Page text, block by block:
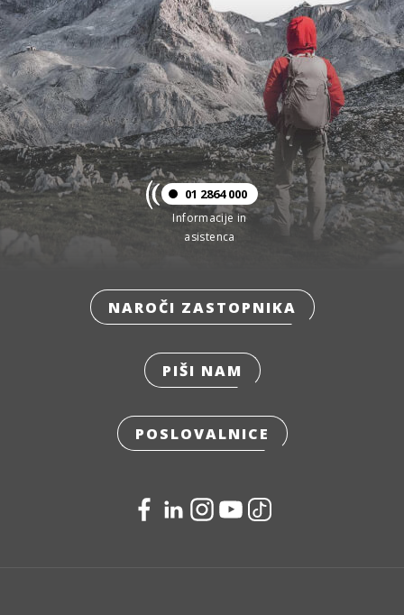
01 2864 000
Informacije in
asistenca
NAROČI ZASTOPNIKA
PIŠI NAM
POSLOVALNICE